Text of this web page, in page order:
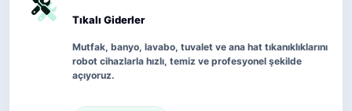
Tıkalı Giderler
Mutfak, banyo, lavabo, tuvalet ve ana hat tıkanıklıklarını
robot cihazlarla hızlı, temiz ve profesyonel şekilde
açıyoruz.